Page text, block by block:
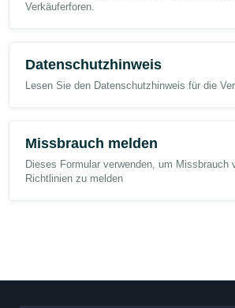
Verkäuferforen.
Datenschutzhinweis
Lesen Sie den Datenschutzhinweis für die
Missbrauch melden
Dieses Formular verwenden, um Missbrauch
Richtlinien zu melden